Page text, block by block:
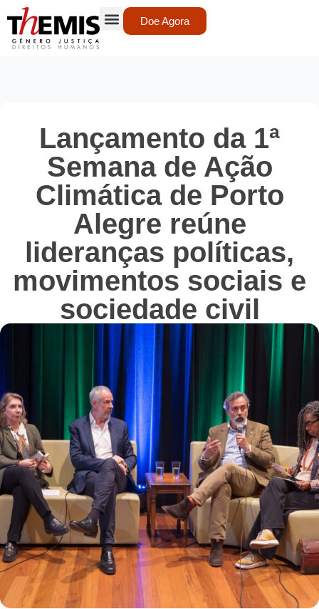
Doe Agora
Lançamento da 1ª
Semana de Ação
Climática de Porto
Alegre reúne
lideranças políticas,
movimentos sociais e
sociedade civil